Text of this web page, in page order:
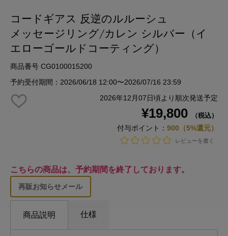
コードギアス 反逆のルルーシュ
メッセージリング/カレン シルバー（イ
エローゴールドコーティング）
商品番号 CG0100015200
予約受付期間：2026/06/18 12:00〜2026/07/16 23:59
2026年12月07日頃より順次発送予定
¥19,800 （税込）
付与ポイント： 900（5%還元）
レビューを書く
こちらの商品は、予約期間を終了しております。
再販お知らせメール
商品説明 仕様